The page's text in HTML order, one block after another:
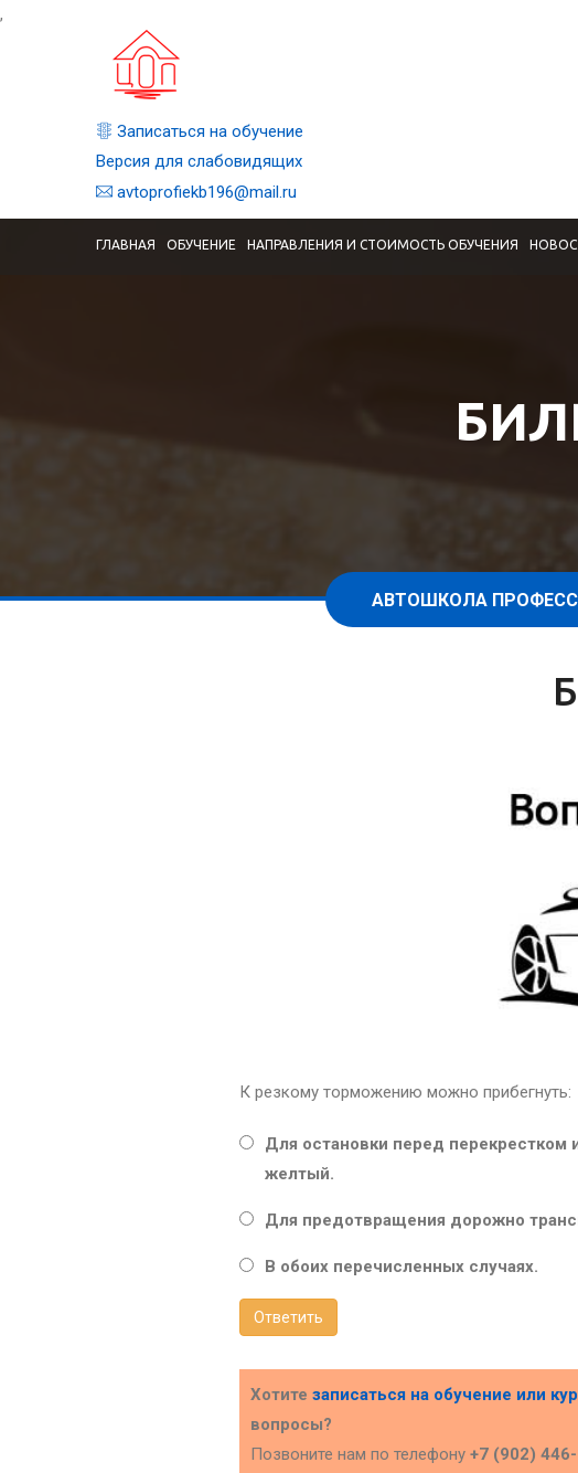
,
Записаться на обучение
Версия для слабовидящих
avtoprofiekb196@mail.ru
ГЛАВНАЯ ОБУЧЕНИЕ НАПРАВЛЕНИЯ И СТОИМОСТЬ ОБУЧЕНИЯ
АВТОШКОЛА
К резкому торможению можно прибегнуть:
Для остановки перед
желтый.
Для предотвращения дорожно
В обоих перечисленных случаях.
Ответить
Хотите записаться на обучение или
вопросы?
Позвоните нам по телефону +7 (902)